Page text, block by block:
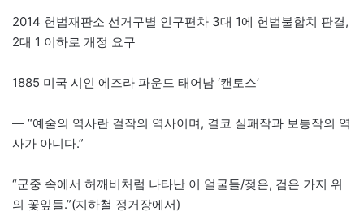
2014 헌법재판소 선거구별 인구편차 3대 1에 헌법불합치 판결,
2대 1 이하로 개정 요구
1885 미국 시인 에즈라 파운드 태어남 ‘캔토스’
— “예술의 역사란 걸작의 역사이며, 결코 실패작과 보통작의 역
사가 아니다.”
“군중 속에서 허깨비처럼 나타난 이 얼굴들/젖은, 검은 가지 위
의 꽃잎들.”(지하철 정거장에서)